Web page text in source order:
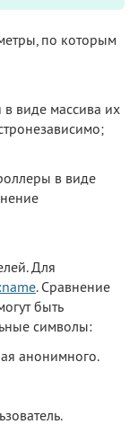
по которым
в виде массива их
в виде
Для
. Сравнение
быть
символы:
анонимного.